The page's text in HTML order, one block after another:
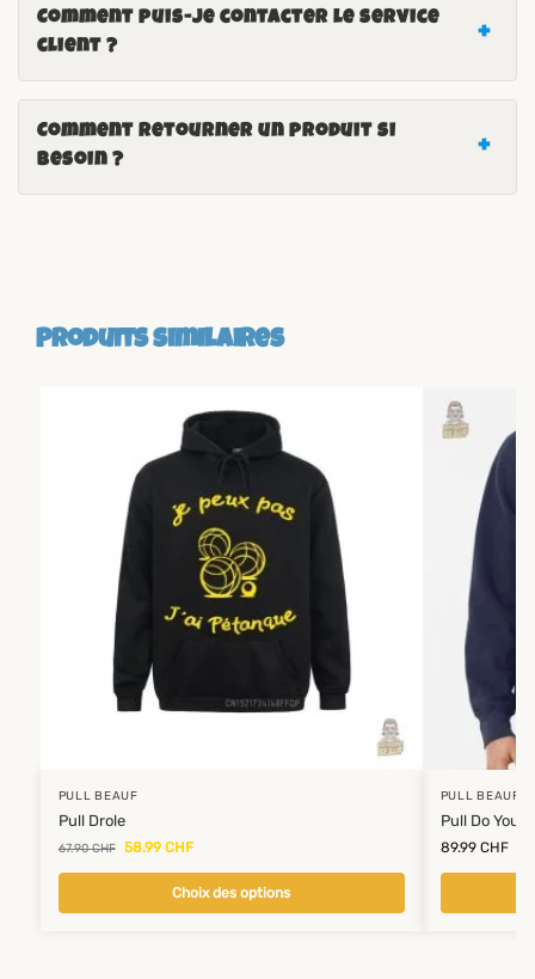
Comment puis-je contacter le service
client ?
Comment retourner un produit si
besoin ?
Produits similaires
PULL BEAUF
Pull Drole
67.90CHF 58.99 CHF
Choix des options
PULL BEAUF
Pull Do You
89.99 CHF